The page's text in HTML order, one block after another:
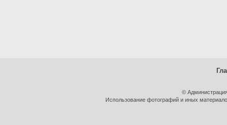
©
Использование фотографий и иных